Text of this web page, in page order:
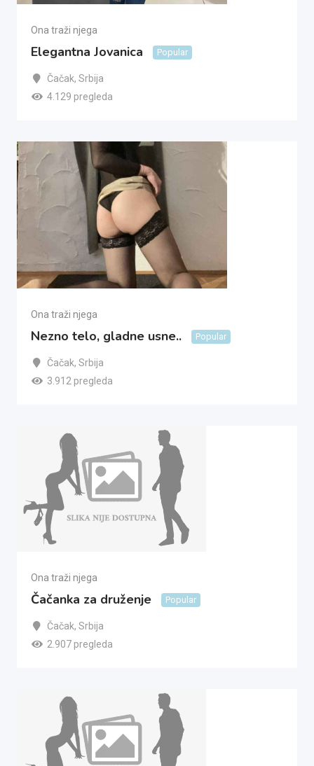
Ona traži njega
Elegantna Jovanica Popular
Čačak, Srbija
4.129 pregleda
Ona traži njega
Nezno telo, gladne usne.. Popular
Čačak, Srbija
3.912 pregleda
Ona traži njega
Čačanka za druženje Popular
Čačak, Srbija
2.907 pregleda